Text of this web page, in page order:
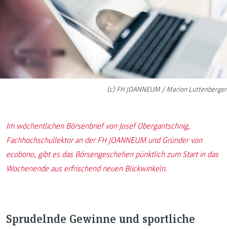
(c) FH JOANNEUM / Marion Luttenberger
Im wöchentlichen Börsenbrief von Josef Obergantschnig,
Fachhochschullektor an der FH JOANNEUM und Gründer von
ecobono, gibt es das Börsengeschehen pünktlich zum Start in das
Wochenende aus erfrischend neuen Blickwinkeln.
Sprudelnde Gewinne und sportliche